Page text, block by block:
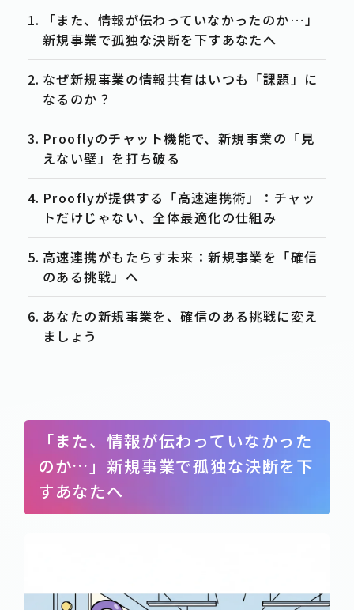
CONTACT-お問合せ
RECRUIT-求人情報
「また、情報が伝わっていなかった
のか…」新規事業で孤独な決断を下
すあなたへ
「また、情報が伝わっていなかったのか…」
新規事業で孤独な決断を下すあなたへ
なぜ新規事業の情報共有はいつも「課題」に
なるのか？
Prooflyのチャット機能で、新規事業の「見
えない壁」を打ち破る
Prooflyが提供する「高速連携術」：チャッ
トだけじゃない、全体最適化の仕組み
高速連携がもたらす未来：新規事業を「確信
のある挑戦」へ
あなたの新規事業を、確信のある挑戦に変え
ましょう